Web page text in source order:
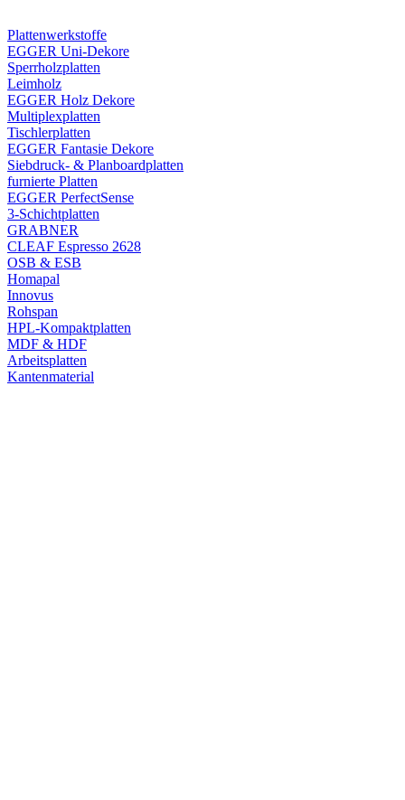
Plattenwerkstoffe
EGGER Uni-Dekore
Sperrholzplatten
Leimholz
EGGER Holz Dekore
Multiplexplatten
Tischlerplatten
EGGER Fantasie Dekore
Siebdruck- & Planboardplatten
furnierte Platten
EGGER PerfectSense
3-Schichtplatten
GRABNER
CLEAF Espresso 2628
OSB & ESB
Homapal
Innovus
Rohspan
HPL-Kompaktplatten
MDF & HDF
Arbeitsplatten
Kantenmaterial